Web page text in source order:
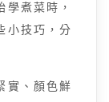
煮菜時，
小技巧，分
實、顏色鮮